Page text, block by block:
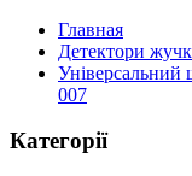
Главная
Детектори
Універсальний
007
Категорії